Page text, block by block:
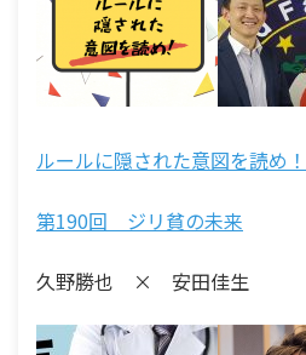
ルールに隠された意図を読め！
第190回 ジリ貧の未来
久野勝也 × 安田佳生